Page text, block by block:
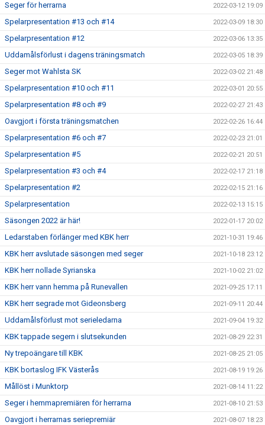
Seger för herrarna 2022-03-12 19:09
Spelarpresentation #13 och #14 2022-03-09 18:30
Spelarpresentation #12 2022-03-06 13:35
Uddamålsförlust i dagens träningsmatch 2022-03-05 18:39
Seger mot Wahlsta SK 2022-03-02 21:48
Spelarpresentation #10 och #11 2022-03-01 20:55
Spelarpresentation #8 och #9 2022-02-27 21:43
Oavgjort i första träningsmatchen 2022-02-26 16:44
Spelarpresentation #6 och #7 2022-02-23 21:01
Spelarpresentation #5 2022-02-21 20:51
Spelarpresentation #3 och #4 2022-02-17 21:18
Spelarpresentation #2 2022-02-15 21:16
Spelarpresentation 2022-02-13 15:15
Säsongen 2022 är här! 2022-01-17 20:02
Ledarstaben förlänger med KBK herr 2021-10-31 19:46
KBK herr avslutade säsongen med seger 2021-10-18 23:12
KBK herr nollade Syrianska 2021-10-02 21:02
KBK herr vann hemma på Runevallen 2021-09-25 17:11
KBK herr segrade mot Gideonsberg 2021-09-11 20:44
Uddamålsförlust mot serieledarna 2021-09-04 19:32
KBK tappade segern i slutsekunden 2021-08-29 22:31
Ny trepoängare till KBK 2021-08-25 21:05
KBK bortaslog IFK Västerås 2021-08-19 19:26
Mållöst i Munktorp 2021-08-14 11:22
Seger i hemmapremiären för herrarna 2021-08-10 21:53
Oavgjort i herrarnas seriepremiär 2021-08-07 18:23